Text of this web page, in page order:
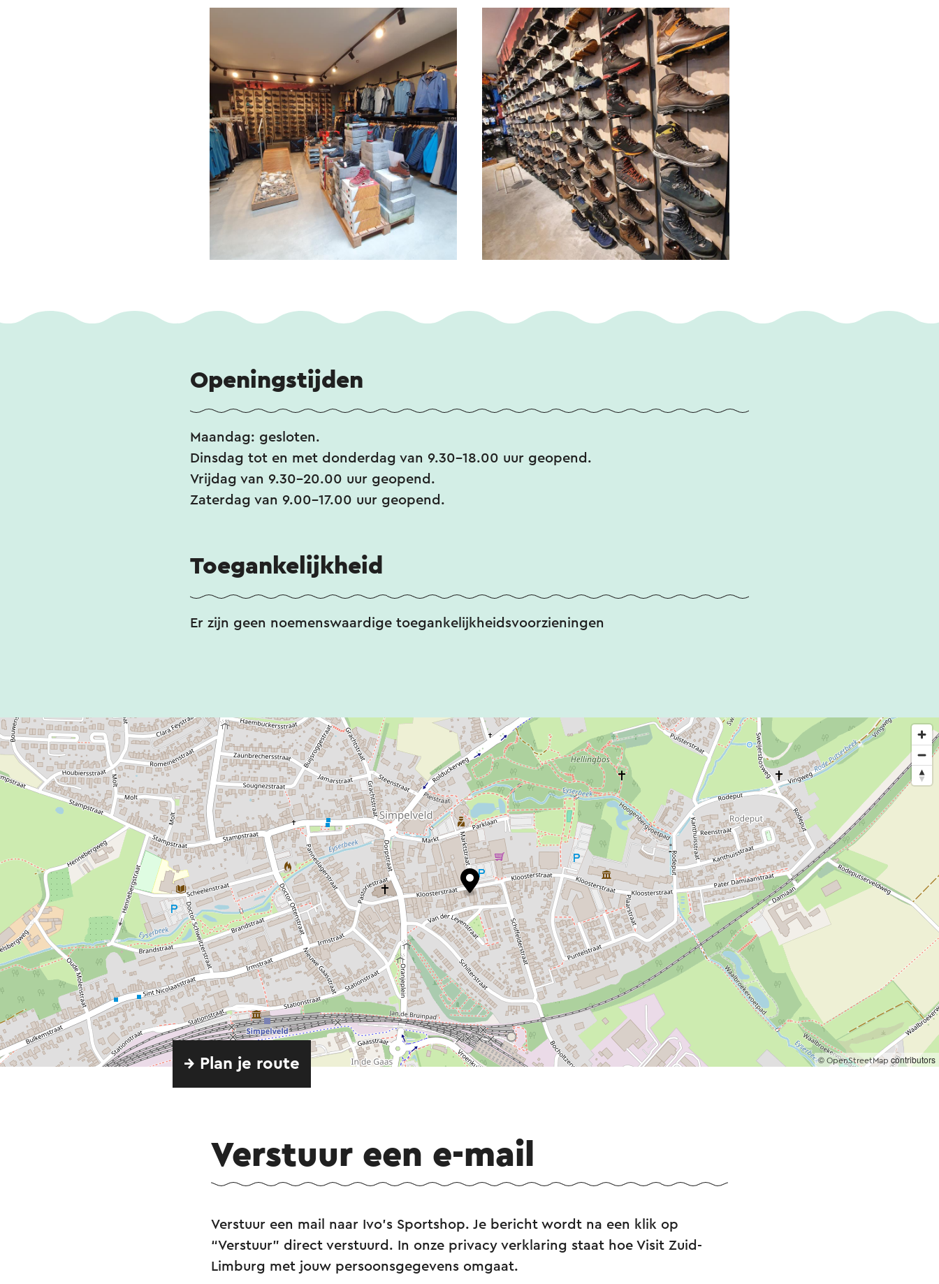
- Groot aanbod en alle merken onder één dak .
- Persoonlijk en deskundig advies .
- Altijd minimaal 10% korting met het klantenspaarsysteem .
- Gratis parkeren voor de deur.
- Een unieke samenwerking als officiële partner van Outdoorspecialist.nl .
- Ivo’s Sportshop is een vertrouwd adres sinds 1995.
Openingstijden
Maandag: gesloten.
Dinsdag tot en met donderdag van 9.30-18.00 uur geopend.
Vrijdag van 9.30-20.00 uur geopend.
Zaterdag van 9.00-17.00 uur geopend.
Toegankelijkheid
Er zijn geen noemenswaardige toegankelijkheidsvoorzieningen
© OpenStreetMap contributors
→ Plan je route
Verstuur een e-mail
Verstuur een mail naar Ivo's Sportshop. Je bericht wordt na een klik op
“Verstuur” direct verstuurd. In onze privacy verklaring staat hoe Visit Zuid-
Limburg met jouw persoonsgegevens omgaat.